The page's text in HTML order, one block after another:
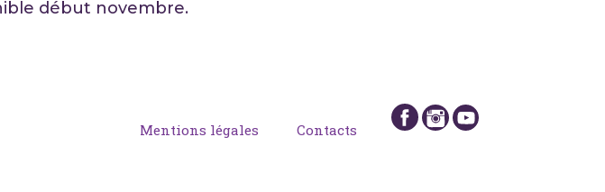
début novembre.
Mentions légales Contacts